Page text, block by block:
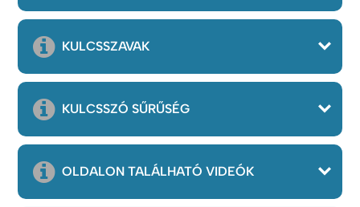
KULCSSZAVAK
KULCSSZÓ SŰRŰSÉG
OLDALON TALÁLHATÓ VIDEÓK